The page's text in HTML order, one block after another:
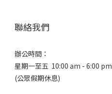
口
/
辛
口
聯絡我們
辦公時間：
星期一至五 10:00 am - 6:00 pm
(公眾假期休息)